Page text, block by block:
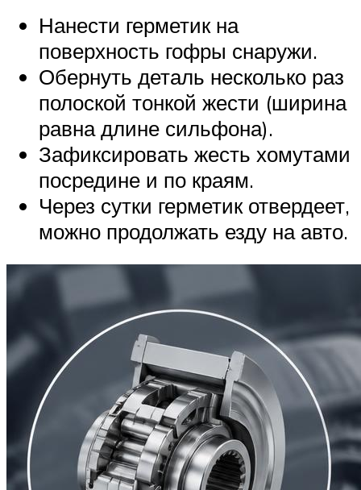
Нанести герметик на
поверхность гофры снаружи.
Обернуть деталь несколько раз
полоской тонкой жести (ширина
равна длине сильфона).
Зафиксировать жесть хомутами
посредине и по краям.
Через сутки герметик отвердеет,
можно продолжать езду на авто.